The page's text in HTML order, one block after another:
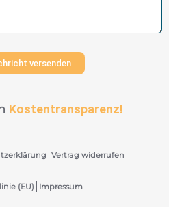
versenden
Kostentransparenz!
Vertrag widerrufen
(EU) Impressum